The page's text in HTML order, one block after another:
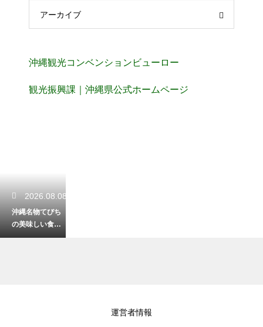
アーカイブ
沖縄観光コンベンションビューロー
観光振興課｜沖縄県公式ホームページ
2026.08.08
沖縄名物てびち
の美味しい食べ
方！コラーゲン
運営者情報